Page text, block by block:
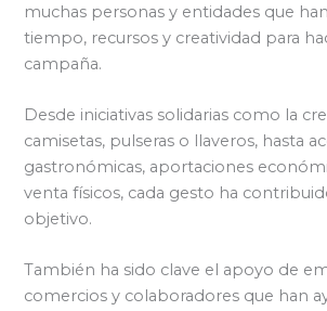
muchas personas y entidades que
tiempo, recursos y creatividad para
campaña.
Desde iniciativas solidarias como la
camisetas, pulseras o llaveros, hasta
gastronómicas, aportaciones
venta físicos, cada gesto ha
objetivo.
También ha sido clave el apoyo de
comercios y colaboradores que han